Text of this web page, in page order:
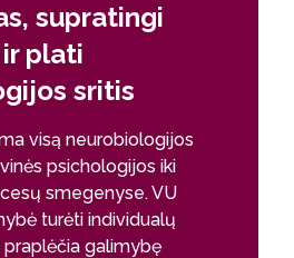
supratingi
plati
sritis
visą neurobiologijos
psichologijos iki
smegenyse. VU
turėti individualų
galimybę